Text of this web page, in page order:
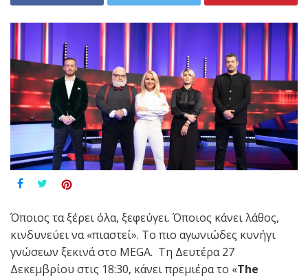
Όποιος τα ξέρει όλα, ξεφεύγει. Όποιος κάνει λάθος,
κινδυνεύει να «πιαστεί». Το πιο αγωνιώδες κυνήγι
γνώσεων ξεκινά στο MEGA. Τη Δευτέρα 27
Δεκεμβρίου στις 18:30, κάνει πρεμιέρα το «The